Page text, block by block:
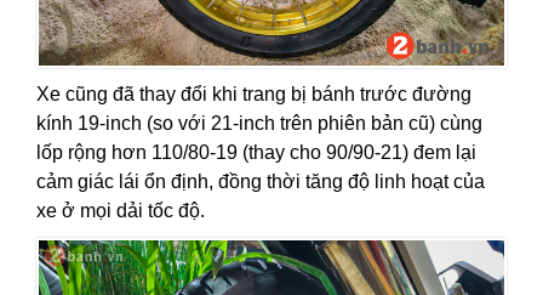
Xe cũng đã thay đổi khi trang bị bánh trước đường
kính 19-inch (so với 21-inch trên phiên bản cũ) cùng
lốp rộng hơn 110/80-19 (thay cho 90/90-21) đem lại
cảm giác lái ổn định, đồng thời tăng độ linh hoạt của
xe ở mọi dải tốc độ.